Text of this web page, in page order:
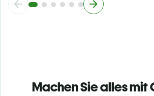
Machen Sie alles mit